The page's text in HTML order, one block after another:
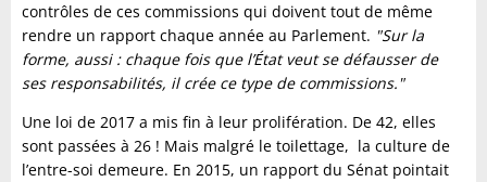
contrôles de ces commissions qui doivent tout de même
rendre un rapport chaque année au Parlement. "Sur la
forme, aussi : chaque fois que l’État veut se défausser de
ses responsabilités, il crée ce type de commissions."
Une loi de 2017 a mis fin à leur prolifération. De 42, elles
sont passées à 26 ! Mais malgré le toilettage, la culture de
l’entre-soi demeure. En 2015, un rapport du Sénat pointait